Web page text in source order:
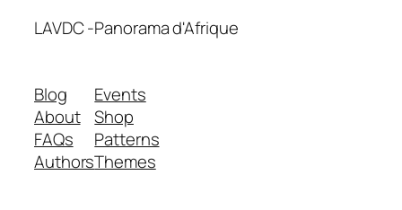
LAVDC -Panorama d'Afrique
Blog
About
FAQs
Authors
Events
Shop
Patterns
Themes